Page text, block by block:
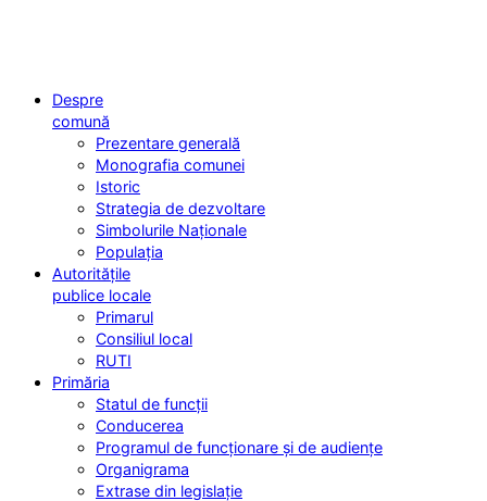
Despre
comună
Prezentare generală
Monografia comunei
Istoric
Strategia de dezvoltare
Simbolurile Naționale
Populația
Autoritățile
publice locale
Primarul
Consiliul local
RUTI
Primăria
Statul de funcții
Conducerea
Programul de funcționare și de audiențe
Organigrama
Extrase din legislație